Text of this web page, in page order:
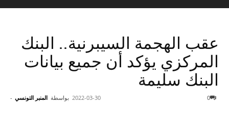
عقب الهجمة السيبرنية.. البنك
المركزي يؤكد أن جميع بيانات
البنك سليمة
بواسطة المنبر التونسي - 2022-03-30 0